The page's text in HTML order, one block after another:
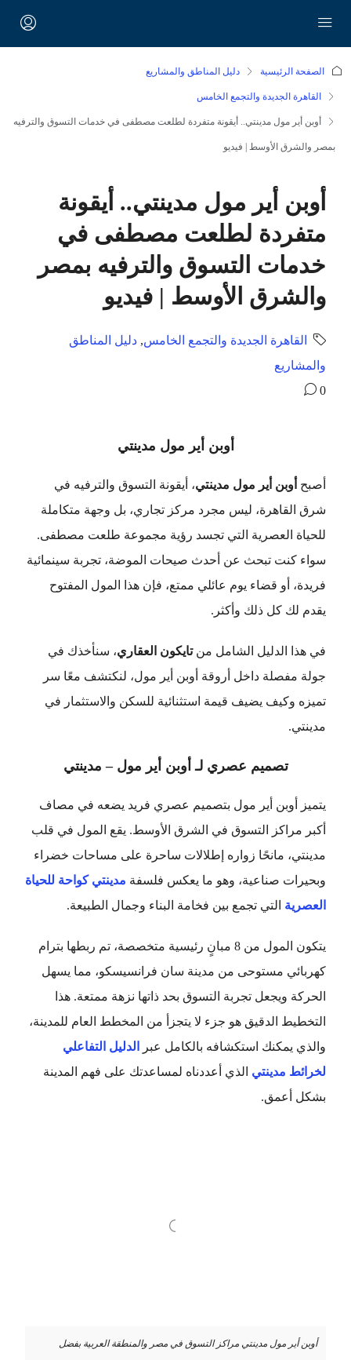
الصفحة الرئيسية دليل المناطق والمشاريع
القاهرة الجديدة والتجمع الخامس
أوبن أير مول مدينتي.. أيقونة متفردة لطلعت مصطفى في خدمات التسوق والترفيه
بمصر والشرق الأوسط | فيديو
أوبن أير مول مدينتي.. أيقونة
متفردة لطلعت مصطفى في
خدمات التسوق والترفيه بمصر
والشرق الأوسط | فيديو
القاهرة الجديدة والتجمع الخامس, دليل المناطق
والمشاريع
0
أوبن أير مول مدينتي
أصبح أوبن أير مول مدينتي، أيقونة التسوق والترفيه في
شرق القاهرة، ليس مجرد مركز تجاري، بل وجهة متكاملة
للحياة العصرية التي تجسد رؤية مجموعة طلعت مصطفى.
سواء كنت تبحث عن أحدث صيحات الموضة، تجربة سينمائية
فريدة، أو قضاء يوم عائلي ممتع، فإن هذا المول المفتوح
يقدم لك كل ذلك وأكثر.
في هذا الدليل الشامل منتايكون العقاري، سنأخذك في
جولة مفصلة داخل أروقة أوبن أير مول، لنكتشف معًا سر
تميزه وكيف يضيف قيمة استثنائية للسكن والاستثمار في
مدينتي.
تصميم عصري لـ أوبن أير مول – مدينتي
يتميز أوبن أير مول بتصميم عصري فريد يضعه في مصاف
أكبر مراكز التسوق في الشرق الأوسط. يقع المول في قلب
مدينتي، مانحًا زواره إطلالات ساحرة على مساحات خضراء
وبحيرات صناعية، وهو ما يعكس فلسفة مدينتي كواحة للحياة
العصرية التي تجمع بين فخامة البناء وجمال الطبيعة.
يتكون المول من 8 مبانٍ رئيسية متخصصة، تم ربطها بترام
كهربائي مستوحى من مدينة سان فرانسيسكو، مما يسهل
الحركة ويجعل تجربة التسوق بحد ذاتها نزهة ممتعة. هذا
التخطيط الدقيق هو جزء لا يتجزأ من المخطط العام للمدينة،
والذي يمكنك استكشافه بالكامل عبر
الدليل التفاعلي
لخرائط مدينتي الذي أعددناه لمساعدتك على فهم المدينة
بشكل أعمق.
أوبن أير مول مدينتي مراكز التسوق في مصر والمنطقة العربية بفضل